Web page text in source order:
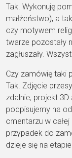
Tak. Wykonuję
małżeństwo), a
czy motywem
twarze pozostały
zagłuszały.
Czy zamówię taki
Tak. Zdjęcie
zdalnie, projekt 3D
podpisujemy na
cmentarzu w
przypadek do
dzieje się na